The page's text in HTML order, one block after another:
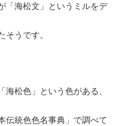
「海松文」というミルをデ
そうです。
松色」という色がある、
伝統色色名事典」で調べて